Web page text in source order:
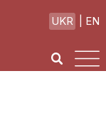
UKR EN